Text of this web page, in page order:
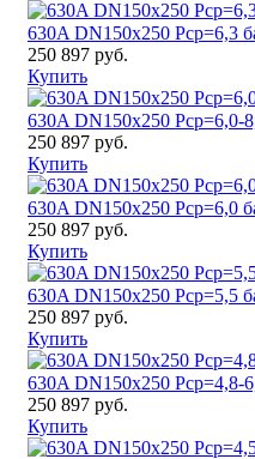
630A DN150x250 Pср=6,3
250 897 руб.
Купить
630A DN150x250 Pср=6,0-
250 897 руб.
Купить
630A DN150x250 Pср=6,0
250 897 руб.
Купить
630A DN150x250 Pср=5,5
250 897 руб.
Купить
630A DN150x250 Pср=4,8-
250 897 руб.
Купить